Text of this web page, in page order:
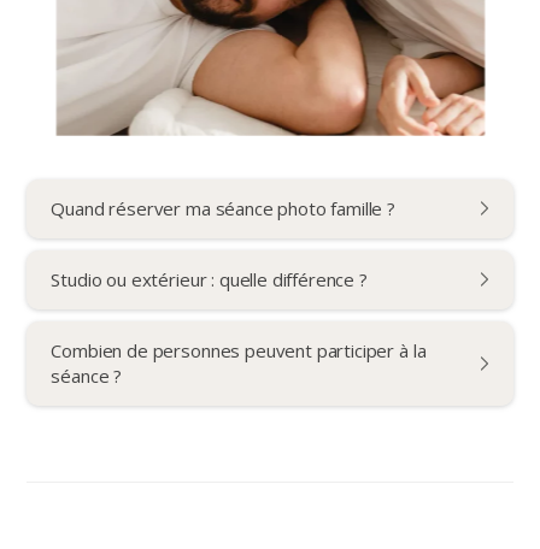
Quand réserver ma séance photo famille ?
Studio ou extérieur : quelle différence ?
Combien de personnes peuvent participer à la
séance ?